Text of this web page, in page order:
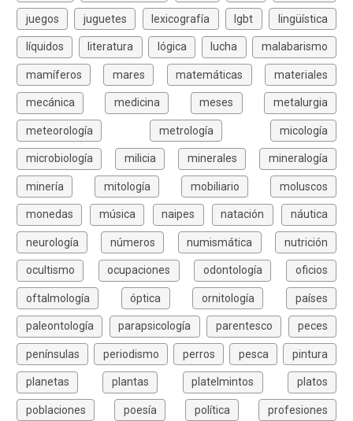
juegos juguetes lexicografía lgbt lingüística
líquidos literatura lógica lucha malabarismo
mamíferos mares matemáticas materiales
mecánica medicina meses metalurgia
meteorología metrología micología
microbiología milicia minerales mineralogía
minería mitología mobiliario moluscos
monedas música naipes natación náutica
neurología números numismática nutrición
ocultismo ocupaciones odontología oficios
oftalmología óptica ornitología países
paleontología parapsicología parentesco peces
penínsulas periodismo perros pesca pintura
planetas plantas platelmintos platos
poblaciones poesía política profesiones